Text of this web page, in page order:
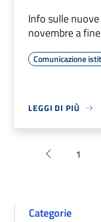
Info sulle
novembre a
Comunicazione
LEGGI DI PIÙ
Pagina 1
Categorie